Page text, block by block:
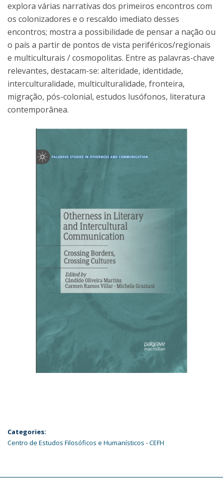
explora várias narrativas dos primeiros encontros com
os colonizadores e o rescaldo imediato desses
encontros; mostra a possibilidade de pensar a nação ou
o país a partir de pontos de vista periféricos/regionais
e multiculturais / cosmopolitas. Entre as palavras-chave
relevantes, destacam-se: alteridade, identidade,
interculturalidade, multiculturalidade, fronteira,
migração, pós-colonial, estudos lusófonos, literatura
contemporânea.
Categories:
Centro de Estudos Filosóficos e Humanísticos - CEFH